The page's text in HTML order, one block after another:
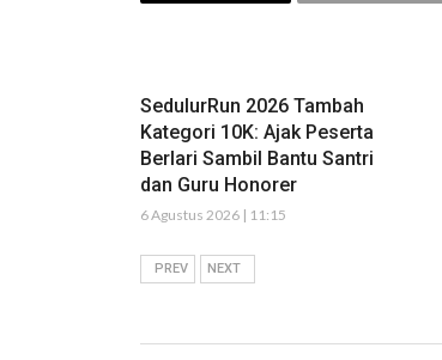
SedulurRun 2026 Tambah
Kategori 10K: Ajak Peserta
Berlari Sambil Bantu Santri
dan Guru Honorer
6 Agustus 2026 | 11:15
PREV NEXT